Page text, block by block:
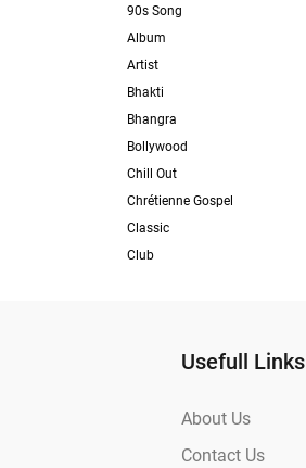
90s Song
Album
Artist
Bhakti
Bhangra
Bollywood
Chill Out
Chrétienne Gospel
Classic
Club
Usefull Links
About Us
Contact Us